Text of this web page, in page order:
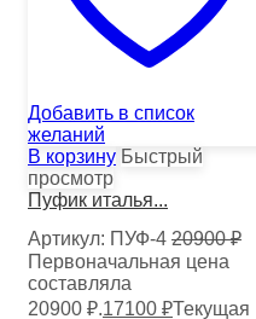
Добавить в список
желаний
В корзину Быстрый
просмотр
Пуфик италья...
Артикул: ПУФ-4 20900₽
Первоначальная цена
составляла
20900 ₽.17100 ₽Текущая